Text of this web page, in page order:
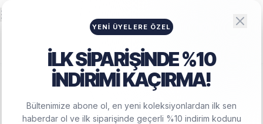
HAMILE GIYIM
HAMILE TAYT TAKIM /
HAMILE ESNEK PAMUKLU BELI
AYARLANABIR TAYT ŞORT TAKIM - 948601414
Hamile Esnek Pamuklu Beli Ayarlanabir Tayt Şort Takım -
YENI ÜYELERE ÖZEL
İLK SİPARİŞİNDE %10
İNDİRİMİ KAÇIRMA!
Bültenimize abone ol, en yeni koleksiyonlardan ilk sen
haberdar ol ve ilk siparişinde geçerli %10 indirim kodunu